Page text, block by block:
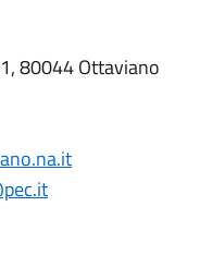
80044 Ottaviano